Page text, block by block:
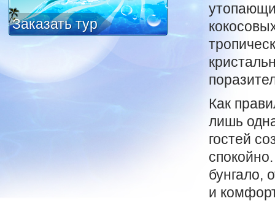
Заказать тур
Как
лишь
гостей
бунгало,
и